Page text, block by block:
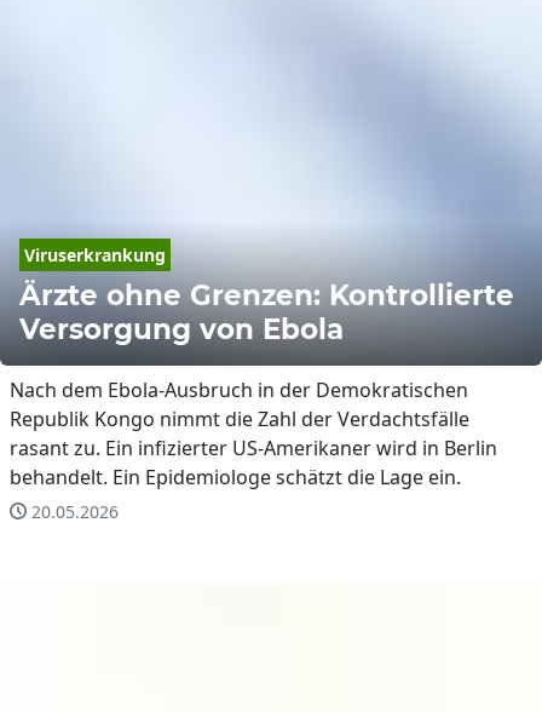
Viruserkrankung
Ärzte ohne Grenzen: Kontrollierte
Versorgung von Ebola
Nach dem Ebola-Ausbruch in der Demokratischen
Republik Kongo nimmt die Zahl der Verdachtsfälle
rasant zu. Ein infizierter US-Amerikaner wird in Berlin
behandelt. Ein Epidemiologe schätzt die Lage ein.
20.05.2026